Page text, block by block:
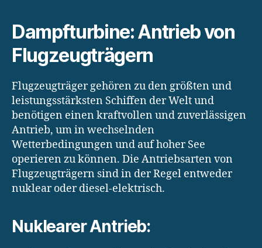
Dampfturbine: Antrieb von
Flugzeugträgern
Flugzeugträger gehören zu den größten und
leistungsstärksten Schiffen der Welt und
benötigen einen kraftvollen und zuverlässigen
Antrieb, um in wechselnden
Wetterbedingungen und auf hoher See
operieren zu können. Die Antriebsarten von
Flugzeugträgern sind in der Regel entweder
nuklear oder diesel-elektrisch.
Nuklearer Antrieb: